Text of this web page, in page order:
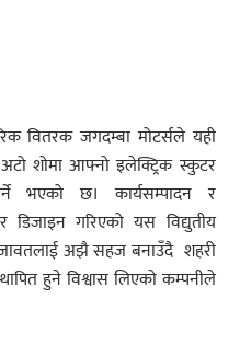
वितरक जगदम्बा मोटर्सले यही
शोमा आफ्नो इलेक्ट्रिक स्कुटर
भएको छ। कार्यसम्पादन र
डिजाइन गरिएको यस विद्युतीय
अझै सहज बनाउँदै शहरी
हुने विश्वास लिएको कम्पनीले